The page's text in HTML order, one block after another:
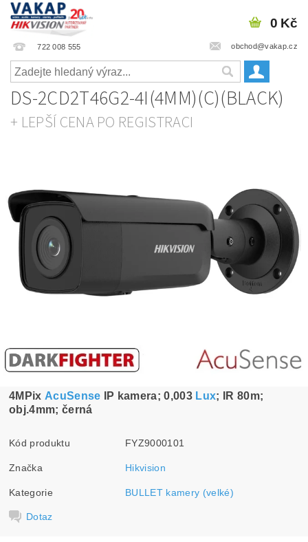
722 008 555 obchod@vakap.cz
0 Kč
DS-2CD2T46G2-4I(4MM)(C)(BLACK)
+ LEPŠÍ CENA PO REGISTRACI
4MPix AcuSense IP kamera; 0,003 Lux; IR 80m;
obj.4mm; černá
Kód produktu FYZ9000101
Značka Hikvision
Kategorie BULLET kamery (velké)
Dotaz